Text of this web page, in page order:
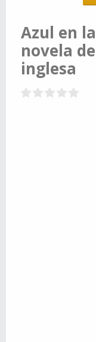
Azul en
novela
inglesa